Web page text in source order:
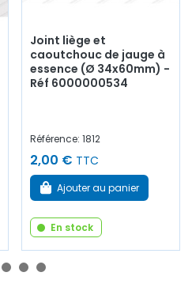
Joint liège et
caoutchouc de jauge à
essence (Ø 34x60mm) -
Réf 6000000534
Référence: 1812
2,00 € TTC
Ajouter au panier
En stock